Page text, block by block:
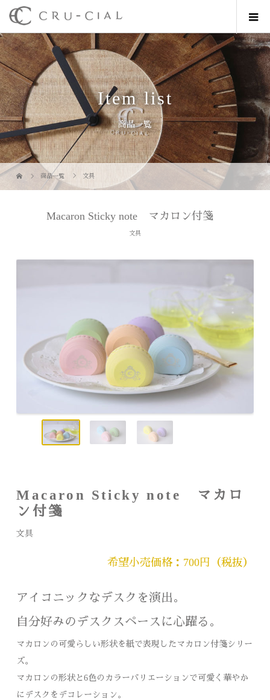
Item list
商品一覧
商品一覧 文具
Macaron Sticky note マカロン付箋
文具
Macaron Sticky note マカロ
ン付箋
文具
希望小売価格：700円（税抜）
アイコニックなデスクを演出。
自分好みのデスクスペースに心躍る。
マカロンの可愛らしい形状を紙で表現したマカロン付箋シリー
ズ。
マカロンの形状と6色のカラーバリエーションで可愛く華やか
にデスクをデコレーション。